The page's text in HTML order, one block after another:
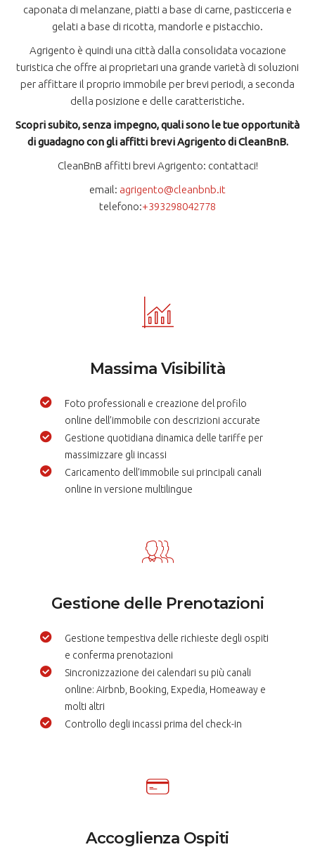
caponata di melanzane, piatti a base di carne, pasticceria e
gelati a base di ricotta, mandorle e pistacchio.
Agrigento è quindi una città dalla consolidata vocazione
turistica che offre ai proprietari una grande varietà di soluzioni
per affittare il proprio immobile per brevi periodi, a seconda
della posizione e delle caratteristiche.
Scopri subito, senza impegno, quali sono le tue opportunità
di guadagno con gli affitti brevi Agrigento di CleanBnB.
CleanBnB affitti brevi Agrigento: contattaci!
​email: agrigento@cleanbnb.it
telefono:+393298042778
Massima Visibilità
Foto professionali e creazione del profilo
online dell’immobile con descrizioni accurate
Gestione quotidiana dinamica delle tariffe per
massimizzare gli incassi
Caricamento dell’immobile sui principali canali
online in versione multilingue
Gestione delle Prenotazioni
Gestione tempestiva delle richieste degli ospiti
e conferma prenotazioni
Sincronizzazione dei calendari su più canali
online: Airbnb, Booking, Expedia, Homeaway e
molti altri
Controllo degli incassi prima del check-in
Accoglienza Ospiti